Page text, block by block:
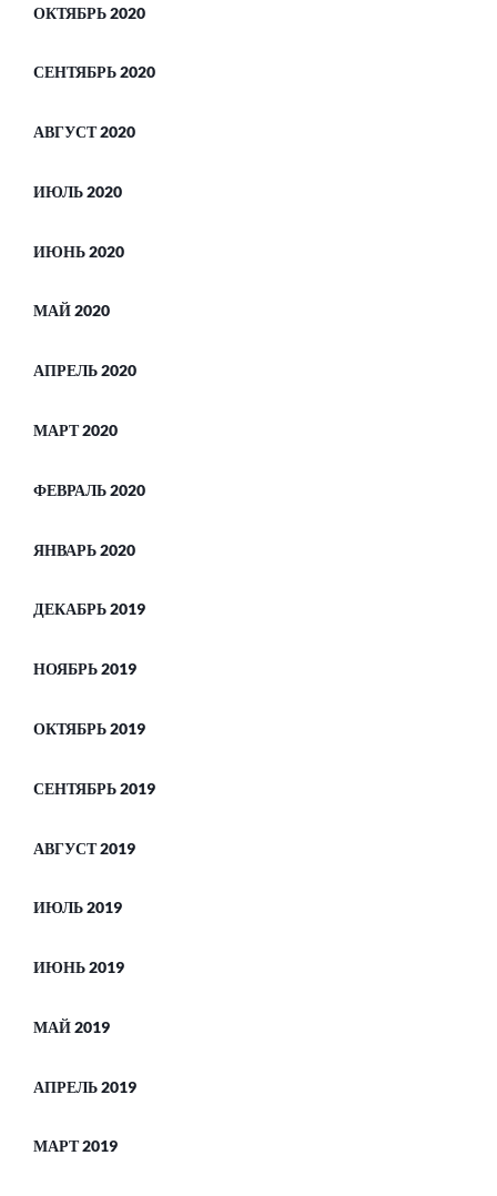
ОКТЯБРЬ 2020
СЕНТЯБРЬ 2020
АВГУСТ 2020
ИЮЛЬ 2020
ИЮНЬ 2020
МАЙ 2020
АПРЕЛЬ 2020
МАРТ 2020
ФЕВРАЛЬ 2020
ЯНВАРЬ 2020
ДЕКАБРЬ 2019
НОЯБРЬ 2019
ОКТЯБРЬ 2019
СЕНТЯБРЬ 2019
АВГУСТ 2019
ИЮЛЬ 2019
ИЮНЬ 2019
МАЙ 2019
АПРЕЛЬ 2019
МАРТ 2019